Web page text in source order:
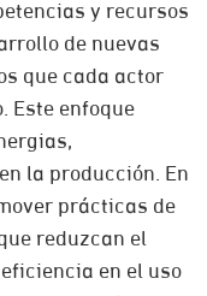
y recursos
de nuevas
que cada actor
Este enfoque
la producción. En
prácticas de
reduzcan el
en el uso